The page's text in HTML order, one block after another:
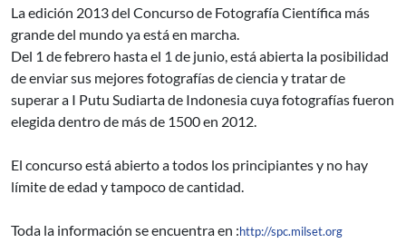
La edición 2013 del Concurso de Fotografía Científica más
grande del mundo ya está en marcha.
Del 1 de febrero hasta el 1 de junio, está abierta la posibilidad
de enviar sus mejores fotografías de ciencia y tratar de
superar a I Putu Sudiarta de Indonesia cuya fotografías fueron
elegida dentro de más de 1500 en 2012.
El concurso está abierto a todos los principiantes y no hay
límite de edad y tampoco de cantidad.
Toda la información se encuentra en :http://spc.milset.org